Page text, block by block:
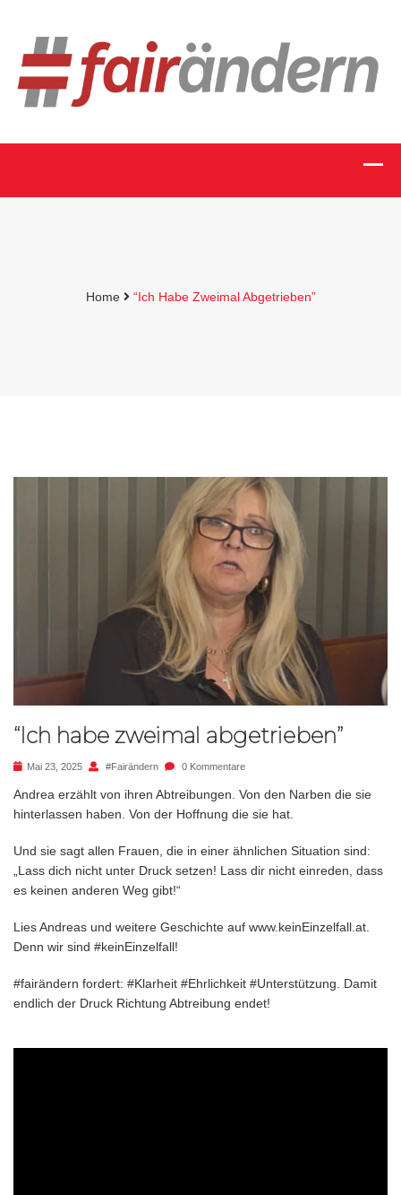
Home “Ich Habe Zweimal Abgetrieben”
“Ich habe zweimal abgetrieben”
Mai 23, 2025 #fairändern 0 Kommentare
Andrea erzählt von ihren Abtreibungen. Von den Narben die sie
hinterlassen haben. Von der Hoffnung die sie hat.
Und sie sagt allen Frauen, die in einer ähnlichen Situation sind:
„Lass dich nicht unter Druck setzen! Lass dir nicht einreden, dass
es keinen anderen Weg gibt!“
Lies Andreas und weitere Geschichte auf www.keinEinzelfall.at
Denn wir sind #keinEinzelfall!
#fairändern fordert: #Klarheit #Ehrlichkeit #Unterstützung. Damit
endlich der Druck Richtung Abtreibung endet!